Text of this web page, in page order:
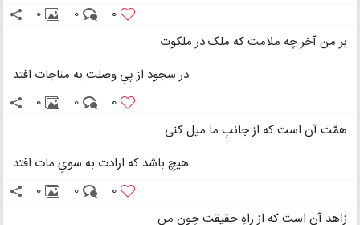
0
0
0
بر من آخر چه ملامت که ملک در ملکوت
در سجود از پیِ وصلت به مناجات افتد
0
0
0
همّت آن است که از جانبِ ما میل کنی
هیچ باشد که ارادت به سویِ مات افتد
0
0
0
زاهد آن است که از راهِ حقیقت چون من